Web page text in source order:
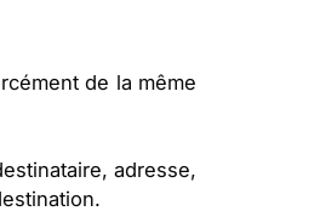
de la même
adresse,